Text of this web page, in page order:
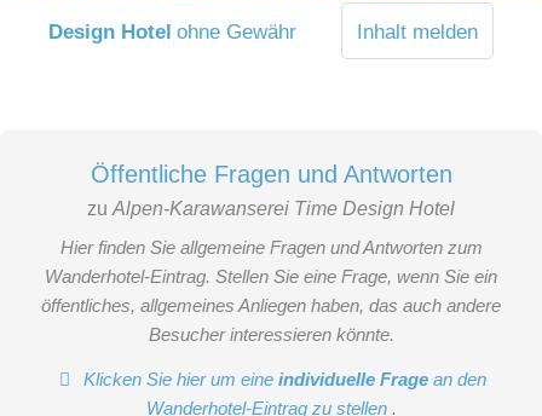
Design Hotel ohne Gewähr Inhalt melden
Öffentliche Fragen und Antworten
zu Alpen-Karawanserei Time Design Hotel
Hier finden Sie allgemeine Fragen und Antworten zum
Wanderhotel-Eintrag. Stellen Sie eine Frage, wenn Sie ein
öffentliches, allgemeines Anliegen haben, das auch andere
Besucher interessieren könnte.
Klicken Sie hier um eineindividuelle Frage an den
Wanderhotel-Eintrag zu stellen .